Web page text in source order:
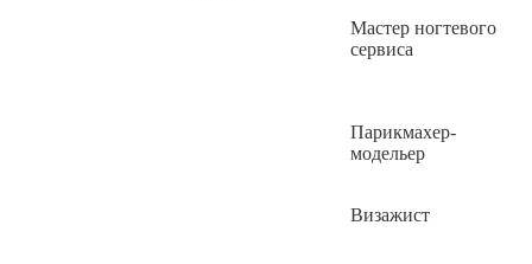
Мастер ногтевого
сервиса
Парикмахер-
модельер
Визажист